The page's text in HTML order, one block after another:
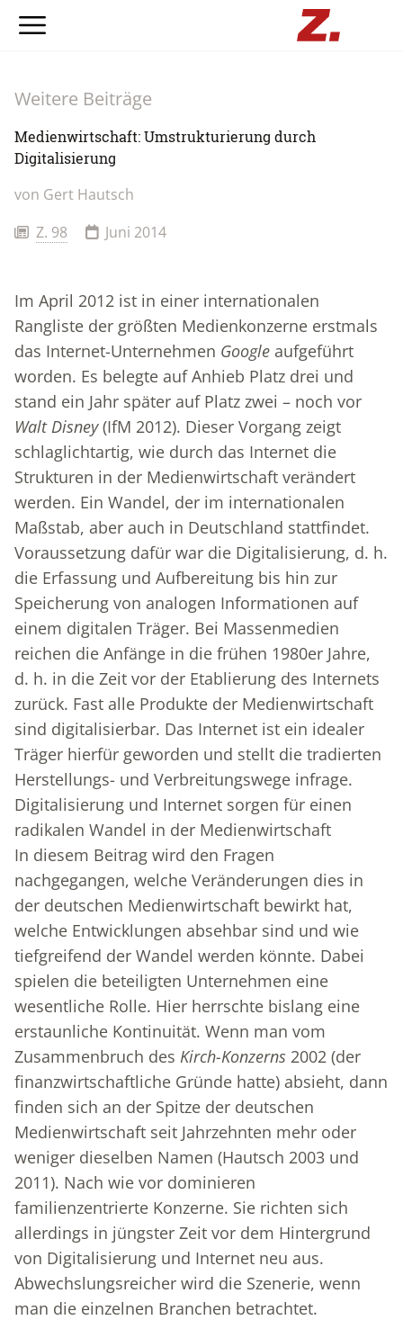
Weitere Beiträge
Medienwirtschaft: Umstrukturierung durch
Digitalisierung
von Gert Hautsch
Z. 98
Juni 2014
Im April 2012 ist in einer internationalen
Rangliste der größten Medienkonzerne erstmals
das Internet-Unternehmen Google aufgeführt
worden. Es belegte auf Anhieb Platz drei und
stand ein Jahr später auf Platz zwei – noch vor
Walt Disney(IfM 2012). Dieser Vorgang zeigt
schlaglichtartig, wie durch das Internet die
Strukturen in der Medienwirtschaft verändert
werden. Ein Wandel, der im internationalen
Maßstab, aber auch in Deutschland stattfindet.
Voraussetzung dafür war die Digitalisierung, d. h.
die Erfassung und Aufbereitung bis hin zur
Speicherung von analogen Informationen auf
einem digitalen Träger. Bei Massenmedien
reichen die Anfänge in die frühen 1980er Jahre,
d. h. in die Zeit vor der Etablierung des Internets
zurück. Fast alle Produkte der Medienwirtschaft
sind digitalisierbar. Das Internet ist ein idealer
Träger hierfür geworden und stellt die tradierten
Herstellungs- und Verbreitungswege infrage.
Digitalisierung und Internet sorgen für einen
radikalen Wandel in der Medienwirtschaft
In diesem Beitrag wird den Fragen
nachgegangen, welche Veränderungen dies in
der deutschen Medienwirtschaft bewirkt hat,
welche Entwicklungen absehbar sind und wie
tiefgreifend der Wandel werden könnte. Dabei
spielen die beteiligten Unternehmen eine
wesentliche Rolle. Hier herrschte bislang eine
erstaunliche Kontinuität. Wenn man vom
Zusammenbruch des Kirch-Konzerns 2002 (der
finanzwirtschaftliche Gründe hatte) absieht, dann
finden sich an der Spitze der deutschen
Medienwirtschaft seit Jahrzehnten mehr oder
weniger dieselben Namen (Hautsch 2003 und
2011). Nach wie vor dominieren
familienzentrierte Konzerne. Sie richten sich
allerdings in jüngster Zeit vor dem Hintergrund
von Digitalisierung und Internet neu aus.
Abwechslungsreicher wird die Szenerie, wenn
man die einzelnen Branchen betrachtet.